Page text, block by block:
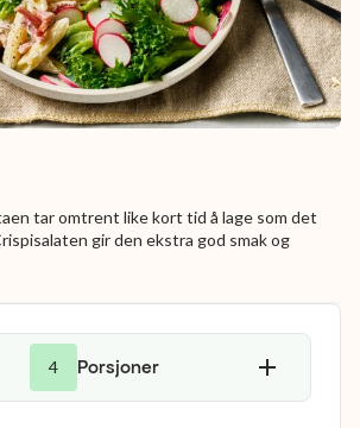
tar omtrent like kort tid å lage som det
gir den ekstra god smak og
4 Porsjoner